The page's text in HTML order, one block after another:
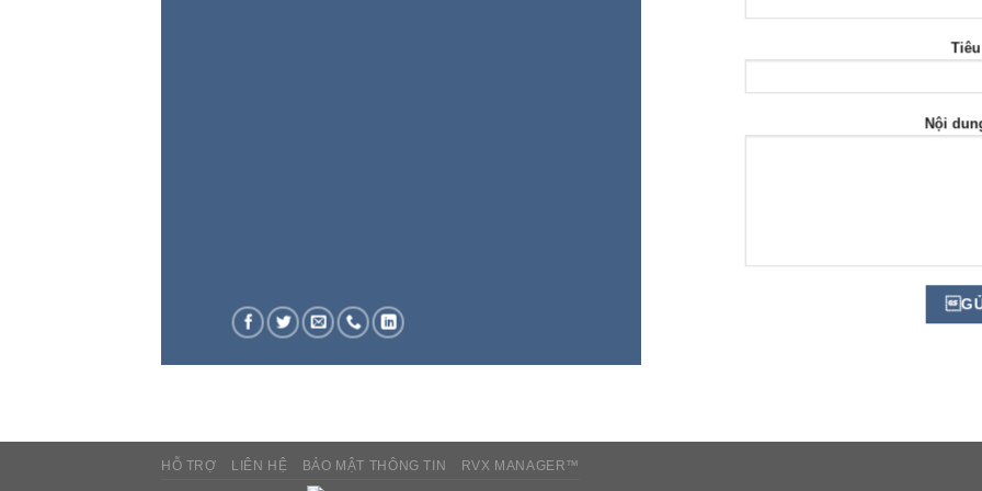
Nội
HỖ TRỢ LIÊN HỆ BẢO MẬT THÔNG TIN RVX MANAGER™